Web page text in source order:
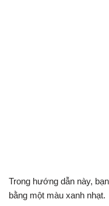
Trong hướng dẫn này,
bằng một màu xanh nhạt.